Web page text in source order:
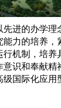
的办学理
力的培养
机制，培
识和奉献
国际化应用